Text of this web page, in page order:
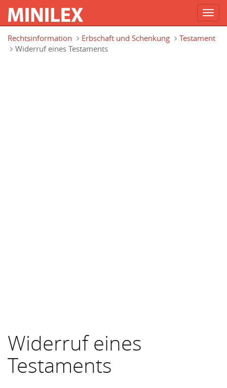
Rechtsinformation
Erbschaft und Schenkung
Testament
Widerruf eines Testaments
Widerruf eines
Testaments